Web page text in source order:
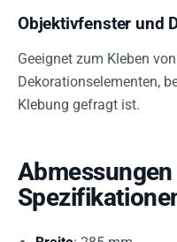
Objektivfenster und
Geeignet zum Kleben
Dekorationselementen,
Klebung gefragt ist.